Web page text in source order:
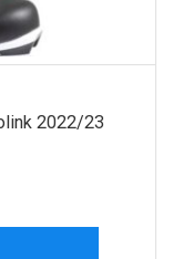
2022/23